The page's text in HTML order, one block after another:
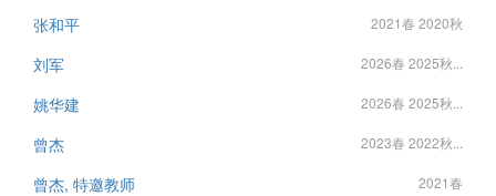
张和平 2021春 2020秋
刘军 2026春 2025秋...
姚华建 2026春 2025秋...
曾杰 2023春 2022秋...
曾杰, 特邀教师 2021春